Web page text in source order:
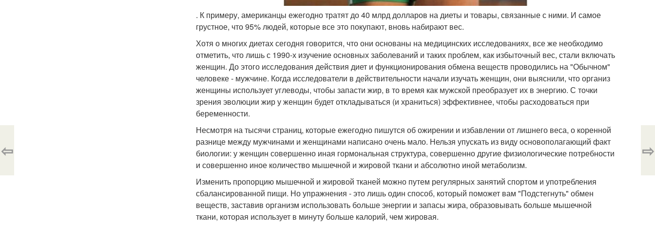
. К примеру, американцы ежегодно тратят до 40 млрд долларов на диеты и товары, связанные с ними. И самое
грустное, что 95% людей, которые все это покупают, вновь набирают вес.
Хотя о многих диетах сегодня говорится, что они основаны на медицинских исследованиях, все же необходимо
отметить, что лишь с 1990-х изучение основных заболеваний и таких проблем, как избыточный вес, стали включать
женщин. До этого исследования действия диет и функционирования обмена веществ проводились на "Обычном"
человеке - мужчине. Когда исследователи в действительности начали изучать женщин, они выяснили, что организ
женщины использует углеводы, чтобы запасти жир, в то время как мужской преобразует их в энергию. С точки
зрения эволюции жир у женщин будет откладываться (и храниться) эффективнее, чтобы расходоваться при
беременности.
Несмотря на тысячи страниц, которые ежегодно пишутся об ожирении и избавлении от лишнего веса, о коренной
разнице между мужчинами и женщинами написано очень мало. Нельзя упускать из виду основополагающий факт
биологии: у женщин совершенно иная гормональная структура, совершенно другие физиологические потребности
и совершенно иное количество мышечной и жировой ткани и абсолютно иной метаболизм.
Изменить пропорцию мышечной и жировой тканей можно путем регулярных занятий спортом и употребления
сбалансированной пищи. Но упражнения - это лишь один способ, который поможет вам "Подстегнуть" обмен
веществ, заставив организм использовать больше энергии и запасы жира, образовывать больше мышечной
ткани, которая использует в минуту больше калорий, чем жировая.
⇦ ⇨